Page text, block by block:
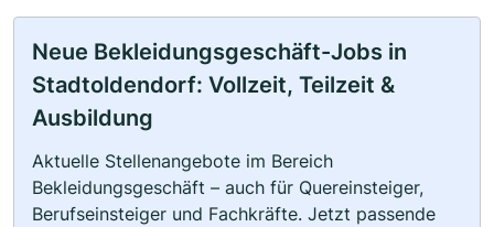
Neue Bekleidungsgeschäft-Jobs in
Stadtoldendorf: Vollzeit, Teilzeit &
Ausbildung
Aktuelle Stellenangebote im Bereich
Bekleidungsgeschäft – auch für Quereinsteiger,
Berufseinsteiger und Fachkräfte. Jetzt passende